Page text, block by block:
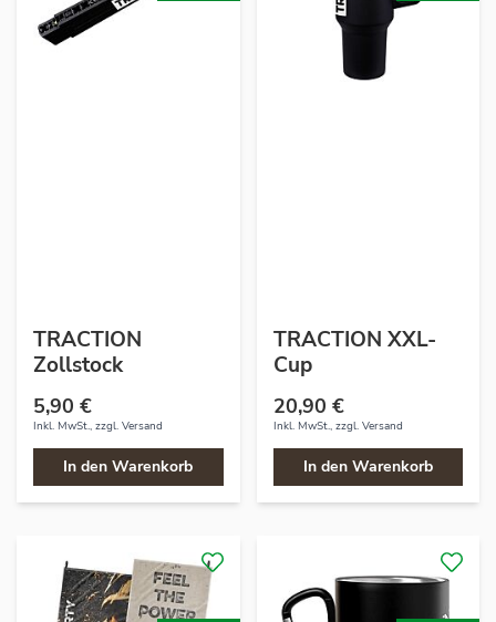
TRACTION
Zollstock
5,90 €
Inkl. MwSt., zzgl. Versand
In den Warenkorb
TRACTION XXL-
Cup
20,90 €
Inkl. MwSt., zzgl. Versand
In den Warenkorb